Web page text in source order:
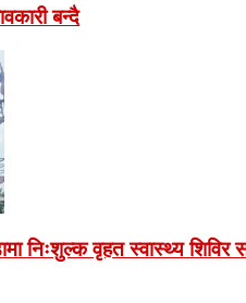
बन्दै
निःशुल्क वृहत स्वास्थ्य शिविर